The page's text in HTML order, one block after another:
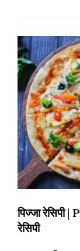
पिज्जा रेसिपी
रेसिपी